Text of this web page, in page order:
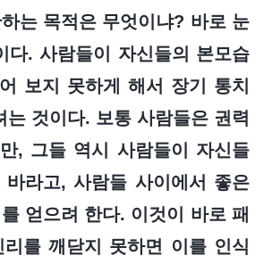
는 목적은 무엇이냐? 바로 눈
다. 사람들이 자신들의 본모습
보지 못하게 해서 장기 통치
는 것이다. 보통 사람들은 권력
, 그들 역시 사람들이 자신들
라고, 사람들 사이에서 좋은
얻으려 한다. 이것이 바로 패
를 깨닫지 못하면 이를 인식